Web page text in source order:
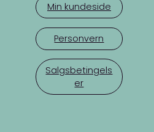
Min kundeside
Personvern
Salgsbetingels
er